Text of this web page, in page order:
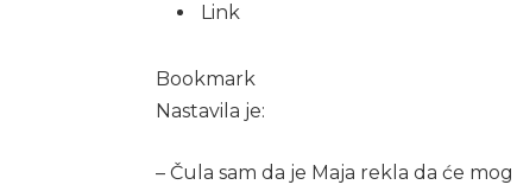
Link
Bookmark
Nastavila je:
– Čula sam da je Maja rekla da će